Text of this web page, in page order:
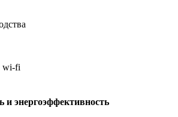
wi-fi
и энергоэффективность